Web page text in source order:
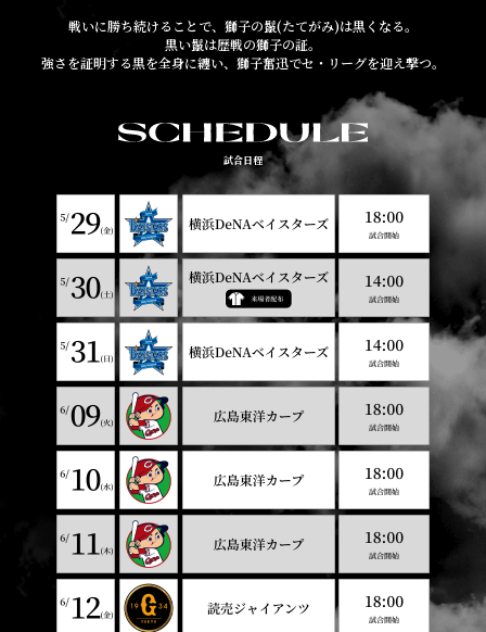
戦いに勝ち続けることで、獅子の鬣(たてがみ)は黒くなる。
黒い鬣は歴戦の獅子の証。
強さを証明する黒を全身に纏い、獅子奮迅でセ・リーグを迎え撃つ。
試合日程